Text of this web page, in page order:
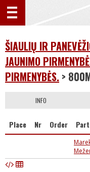
ŠIAULIŲ IR
JAUNIMO
PIRMENYBĖS. >
INFO
Place Nr Order